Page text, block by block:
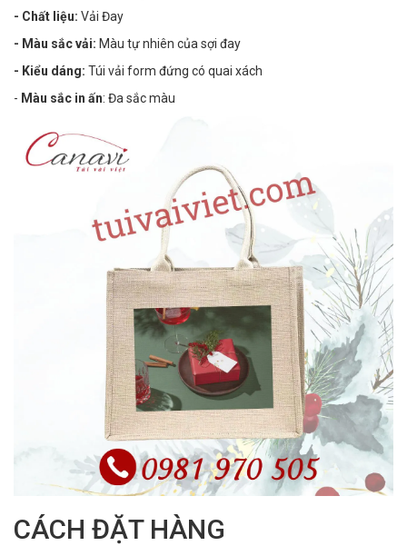
- Chất liệu: Vải Đay
- Màu sắc vải: Màu tự nhiên của sợi đay
- Kiểu dáng: Túi vải form đứng có quai xách
- Màu sắc in ấn: Đa sắc màu
CÁCH ĐẶT HÀNG